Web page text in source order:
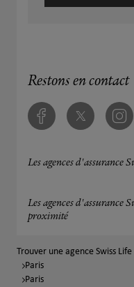
Restons en contact
FacebookTwitter
Les agences d'assurance
Les agences d'assurance
proximité
Trouver une agence Swiss Life
Paris
Paris